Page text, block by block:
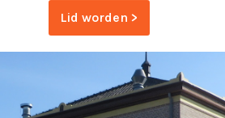
Lid worden >